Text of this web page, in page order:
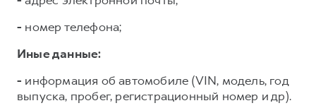
- номер телефона;
Иные данные:
- информация об автомобиле (VIN, модель, год
выпуска, пробег, регистрационный номер и др).